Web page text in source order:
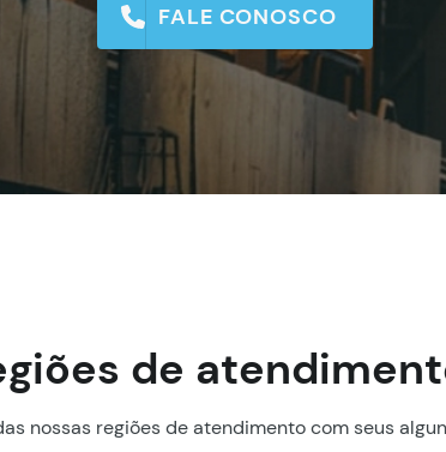
FALE CONOSCO
de
nossas regiões de atendimento com seus